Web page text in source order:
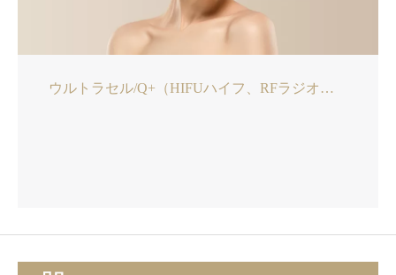
ウルトラセル/Q+（HIFUハイフ、RFラジオ波）